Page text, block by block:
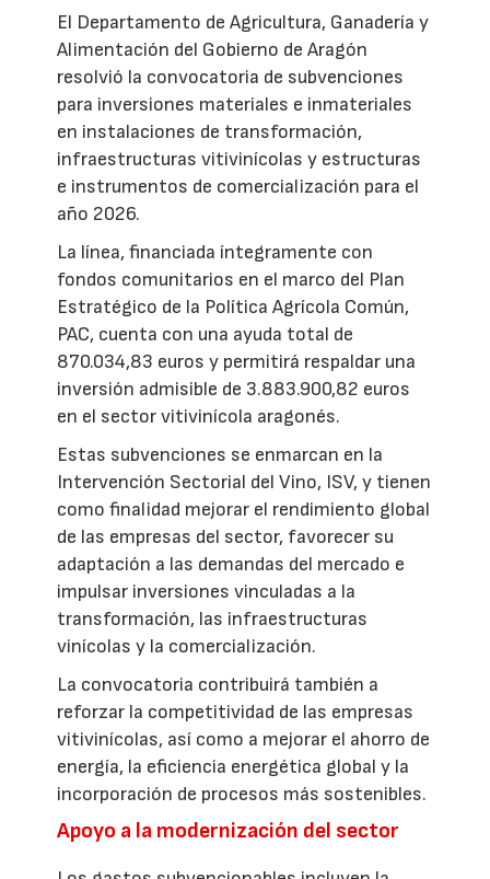
El Departamento de Agricultura, Ganadería y
Alimentación del Gobierno de Aragón
resolvió la convocatoria de subvenciones
para inversiones materiales e inmateriales
en instalaciones de transformación,
infraestructuras vitivinícolas y estructuras
e instrumentos de comercialización para el
año 2026.
La línea, financiada íntegramente con
fondos comunitarios en el marco del Plan
Estratégico de la Política Agrícola Común,
PAC, cuenta con una ayuda total de
870.034,83 euros y permitirá respaldar una
inversión admisible de 3.883.900,82 euros
en el sector vitivinícola aragonés.
Estas subvenciones se enmarcan en la
Intervención Sectorial del Vino, ISV, y tienen
como finalidad mejorar el rendimiento global
de las empresas del sector, favorecer su
adaptación a las demandas del mercado e
impulsar inversiones vinculadas a la
transformación, las infraestructuras
vinícolas y la comercialización.
La convocatoria contribuirá también a
reforzar la competitividad de las empresas
vitivinícolas, así como a mejorar el ahorro de
energía, la eficiencia energética global y la
incorporación de procesos más sostenibles.
Apoyo a la modernización del sector